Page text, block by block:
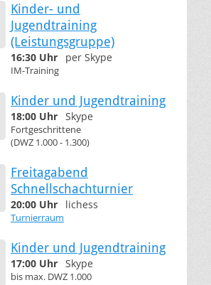
Kinder- und
Jugendtraining
(Leistungsgruppe)
16:30 Uhr per Skype
IM-Training
Kinder und Jugendtraining
18:00 Uhr Skype
Fortgeschrittene
(DWZ 1.000 - 1.300)
Freitagabend
Schnellschachturnier
20:00 Uhr lichess
Turnierraum
Kinder und Jugendtraining
17:00 Uhr Skype
bis max. DWZ 1.000